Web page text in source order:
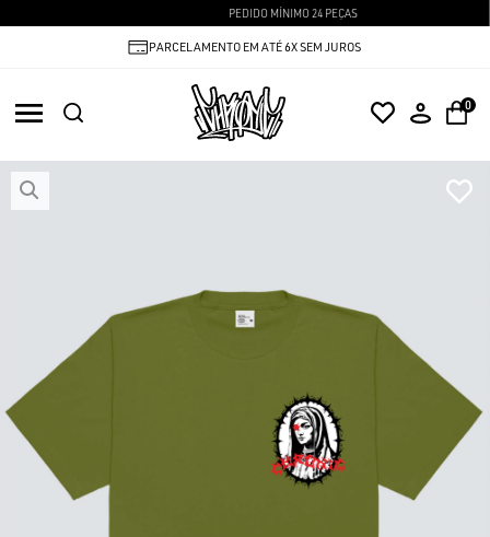
PEDIDO MÍNIMO 24 PEÇAS
PARCELAMENTO EM ATÉ 6X SEM JUROS
0